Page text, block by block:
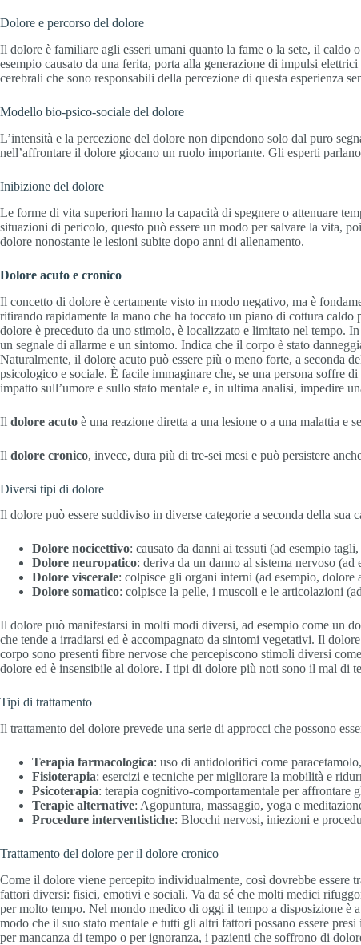
Dolore e percorso del dolore
Il dolore è familiare agli esseri umani quanto la fame o la sete, il caldo
esempio causato da una ferita, porta alla generazione di impulsi
cerebrali che sono responsabili della percezione di questa esperienza
Modello bio-psico-sociale del dolore
L’intensità e la percezione del dolore non dipendono solo dal puro
nell’affrontare il dolore giocano un ruolo importante. Gli esperti
Inibizione del dolore
Le forme di vita superiori hanno la capacità di spegnere o attenuare
situazioni di pericolo, questo può essere un modo per salvare la vita,
dolore nonostante le lesioni subite dopo anni di allenamento.
Dolore acuto e cronico
Il concetto di dolore è certamente visto in modo negativo, ma è
ritirando rapidamente la mano che ha toccato un piano di cottura
dolore è preceduto da uno stimolo, è localizzato e limitato nel tempo.
un segnale di allarme e un sintomo. Indica che il corpo è stato
Naturalmente, il dolore acuto può essere più o meno forte, a seconda
psicologico e sociale. È facile immaginare che, se una persona soffre
impatto sull’umore e sullo stato mentale e, in ultima analisi, impedire
Il dolore acuto è una reazione diretta a una lesione o a una malattia e
Il dolore cronico, invece, dura più di tre-sei mesi e può persistere
Diversi tipi di dolore
Il dolore può essere suddiviso in diverse categorie a seconda della sua
Dolore nocicettivo: causato da danni ai tessuti (ad esempio
Dolore neuropatico: deriva da un danno al sistema nervoso (ad
Dolore viscerale: colpisce gli organi interni (ad esempio, dolore
Dolore somatico: colpisce la pelle, i muscoli e le articolazioni
Il dolore può manifestarsi in molti modi diversi, ad esempio come un
che tende a irradiarsi ed è accompagnato da sintomi vegetativi. Il
corpo sono presenti fibre nervose che percepiscono stimoli diversi
dolore ed è insensibile al dolore. I tipi di dolore più noti sono il mal di
Tipi di trattamento
Il trattamento del dolore prevede una serie di approcci che possono
Terapia farmacologica: uso di antidolorifici come
Fisioterapia: esercizi e tecniche per migliorare la mobilità e
Psicoterapia: terapia cognitivo-comportamentale per affrontare
Terapie alternative: Agopuntura, massaggio, yoga e
Procedure interventistiche: Blocchi nervosi, iniezioni e
Trattamento del dolore per il dolore cronico
Come il dolore viene percepito individualmente, così dovrebbe essere
fattori diversi: fisici, emotivi e sociali. Va da sé che molti medici
per molto tempo. Nel mondo medico di oggi il tempo a disposizione è
modo che il suo stato mentale e tutti gli altri fattori possano essere
per mancanza di tempo o per ignoranza, i pazienti che soffrono di